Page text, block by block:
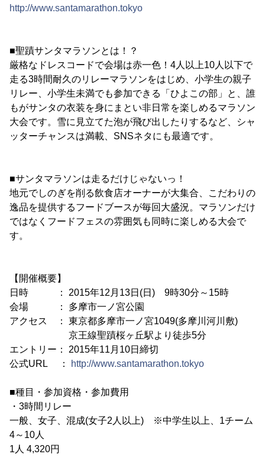
http://www.santamarathon.tokyo
■聖蹟サンタマラソンとは！？
厳格なドレスコードで会場は赤一色！4人以上10人以下で
走る3時間耐久のリレーマラソンをはじめ、小学生の親子
リレー、小学生未満でも参加できる「ひよこの部」と、誰
もがサンタの衣装を身にまとい非日常を楽しめるマラソン
大会です。雪に見立てた泡が飛び出したりするなど、シャ
ッターチャンスは満載、SNSネタにも最適です。
■サンタマラソンは走るだけじゃないっ！
地元でしのぎを削る飲食店オーナーが大集合、こだわりの
逸品を提供するフードブースが毎回大盛況。マラソンだけ
ではなくフードフェスの雰囲気も同時に楽しめる大会で
す。
【開催概要】
日時 ： 2015年12月13日(日) 9時30分～15時
会場 ： 多摩市一ノ宮公園
アクセス ： 東京都多摩市一ノ宮1049(多摩川河川敷)
京王線聖蹟桜ヶ丘駅より徒歩5分
エントリー： 2015年11月10日締切
公式URL ：
http://www.santamarathon.tokyo
■種目・参加資格・参加費用
・3時間リレー
一般、女子、混成(女子2人以上) ※中学生以上、1チーム
4～10人
1人 4,320円